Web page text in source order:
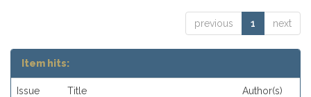
previous 1 next
Item hits:
Issue
Title Author(s)